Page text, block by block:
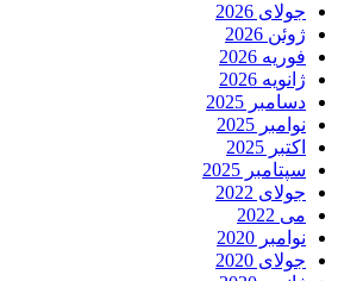
جولای 2026
ژوئن 2026
فوریه 2026
ژانویه 2026
دسامبر 2025
نوامبر 2025
اکتبر 2025
سپتامبر 2025
جولای 2022
می 2022
نوامبر 2020
جولای 2020